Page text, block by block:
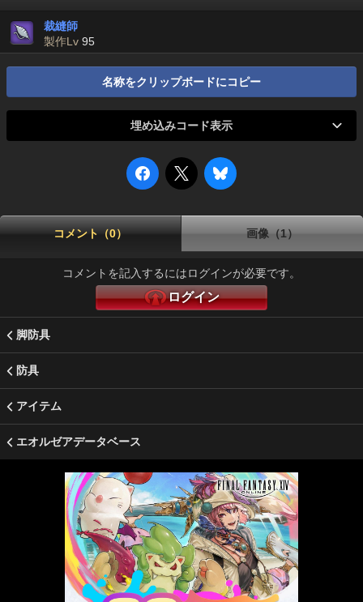
裁縫師
製作Lv 95
名称をクリップボードにコピー
埋め込みコード表示
コメント（0） 画像（1）
コメントを記入するにはログインが必要です。
ログイン
脚防具
防具
アイテム
エオルゼアデータベース